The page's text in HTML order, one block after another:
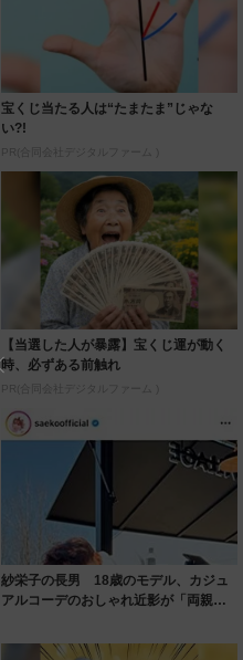
宝くじ当たる人は“たまたま”じゃな
い?!
PR(合同会社デジタルファーム )
【当選した人が暴露】宝くじ運が動く
時、必ずある前触れ
PR(合同会社デジタルファーム )
紗栄子の長男 18歳のモデル、カジュ
アルコーデのおしゃれ近影が「両親の